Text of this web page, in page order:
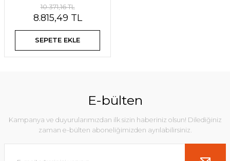
10.371,16 TL
8.815,49 TL
SEPETE EKLE
E-bülten
Kampanya ve duyurularımızdan ilk sizin haberiniz olsun! Dilediğiniz
zaman e-bülten aboneliğimizden ayrılabilirsiniz.